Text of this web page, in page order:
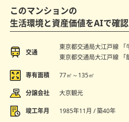
このマンションの
生活環境と資産価値をAIで確認
交通
東京都交通局大江戸線 「
東京都交通局大江戸線 「
専有面積 77㎡～135㎡
分譲会社 大京観光
竣工年月 1985年11月 / 築40年